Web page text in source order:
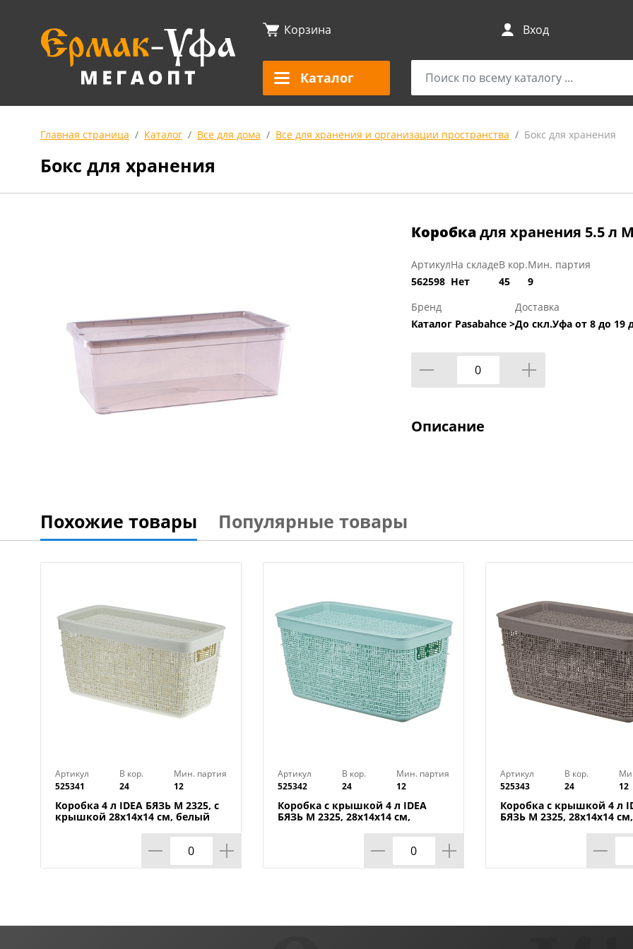
Корзина Вход
Каталог
Главная страница Каталог Все для дома Все для хранения и организации пространства Бокс для хранения
Бокс для хранения
Коробкадля хранения 5.5 л
Артикул
562598
На складе
Нет
В кор.
45
Мин. партия
9
Бренд
Каталог Pasabahce >
Доставка
До скл.Уфа от 8 до 19
Описание
Похожие товары Популярные товары
Артикул
525341
В кор.
24
Мин. партия
12
Коробка 4 л IDEA БЯЗЬ М 2325, с
крышкой 28х14х14 cм, белый
Артикул
525342
В кор.
24
Мин. партия
12
Коробка с крышкой 4 л IDEA
БЯЗЬ М 2325, 28х14х14 cм,
Артикул
525343
В кор.
24
12
Коробка с крышкой 4 л
БЯЗЬ М 2325, 28х14х14 cм,